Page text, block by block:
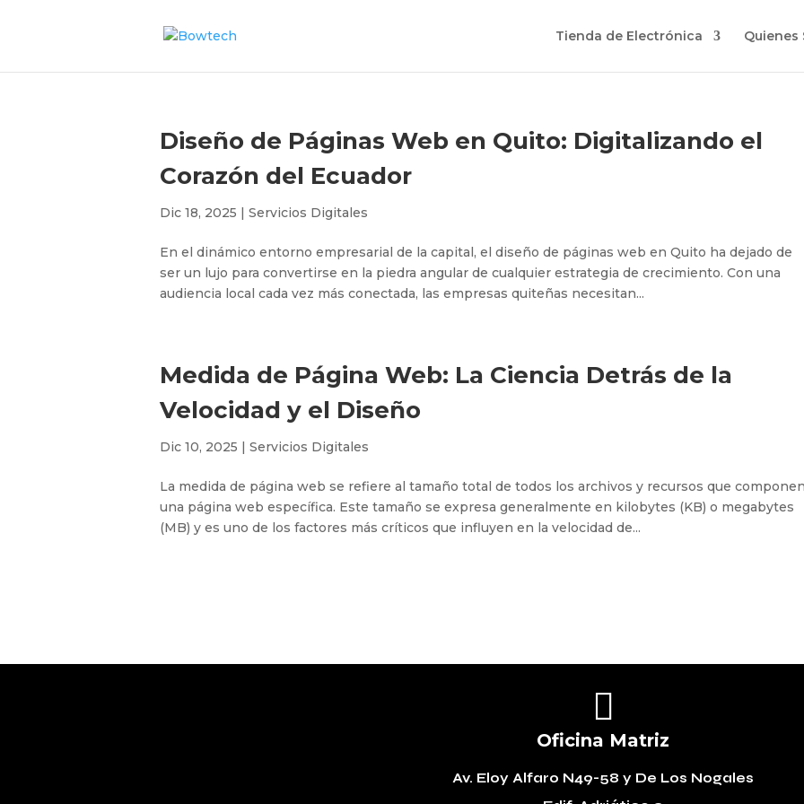
Tienda de Electrónica Quienes
Diseño de Páginas Web en Quito: Digitalizando el
Corazón del Ecuador
Dic 18, 2025 | Servicios Digitales
En el dinámico entorno empresarial de la capital, el diseño de páginas web en Quito ha dejado de
ser un lujo para convertirse en la piedra angular de cualquier estrategia de crecimiento. Con una
audiencia local cada vez más conectada, las empresas quiteñas necesitan...
Medida de Página Web: La Ciencia Detrás de la
Velocidad y el Diseño
Dic 10, 2025 | Servicios Digitales
La medida de página web se refiere al tamaño total de todos los archivos y recursos que
una página web específica. Este tamaño se expresa generalmente en kilobytes (KB) o megabytes
(MB) y es uno de los factores más críticos que influyen en la velocidad de...

Oficina Matriz
Av. Eloy Alfaro N49-58 y De Los Nogales